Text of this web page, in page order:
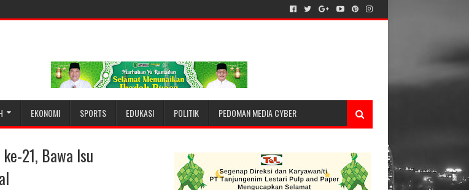
EKONOMI SPORTS EDUKASI POLITIK PEDOMAN MEDIA CYBER
21, Bawa Isu